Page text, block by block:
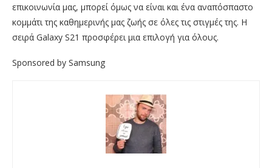
επικοινωνία μας, μπορεί όμως να είναι και ένα αναπόσπαστο
κομμάτι της καθημερινής μας ζωής σε όλες τις στιγμές της. Η
σειρά Galaxy S21 προσφέρει μια επιλογή για όλους.
Sponsored by Samsung